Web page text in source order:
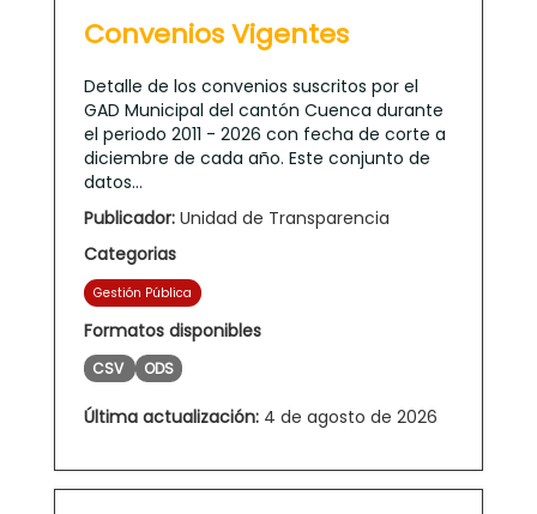
Convenios Vigentes
Detalle de los convenios suscritos por el
GAD Municipal del cantón Cuenca durante
el periodo 2011 - 2026 con fecha de corte a
diciembre de cada año. Este conjunto de
datos...
Publicador: Unidad de Transparencia
Categorias
Gestión Pública
Formatos disponibles
CSV ODS
Última actualización: 4 de agosto de 2026